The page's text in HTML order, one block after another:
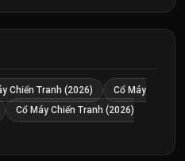
Chiến Tranh (2026)
Cổ Máy
Cổ Máy Chiến Tranh (2026)